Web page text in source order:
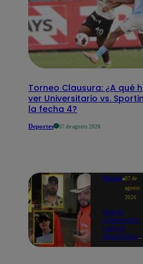
Torneo Clausura: ¿A qué
ver Universitario vs.
la fecha 4?
Deportes 07 de agosto 2026
Mundo 07 de
agosto
2026
Nueve
influencers
fueron
asesinados